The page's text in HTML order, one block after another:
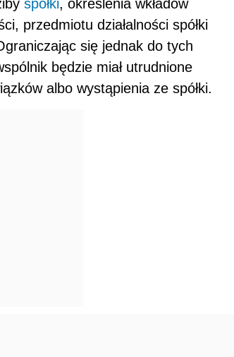
spółki, określenia wkładów
przedmiotu działalności spółki
się jednak do tych
będzie miał utrudnione
albo wystąpienia ze spółki.